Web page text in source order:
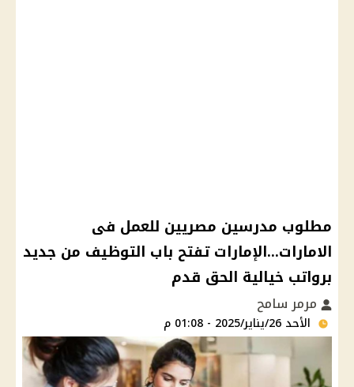
مطلوب مدرسين مصريين للعمل فى
الامارات...الإمارات تفتح باب التوظيف من جديد
برواتب خيالية الحق قدم
مرمر سامح
الأحد 26/يناير/2025 - 01:08 م